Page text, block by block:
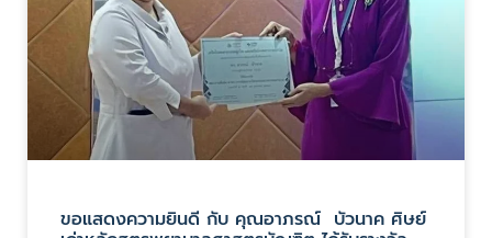
ขอแสดงความยินดี กับ คุณอาภรณ์ บัวนาค ศิษย์